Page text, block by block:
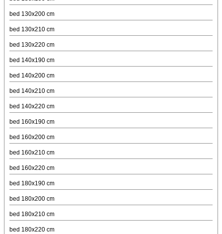
bed 130x200 cm
bed 130x210 cm
bed 130x220 cm
bed 140x190 cm
bed 140x200 cm
bed 140x210 cm
bed 140x220 cm
bed 160x190 cm
bed 160x200 cm
bed 160x210 cm
bed 160x220 cm
bed 180x190 cm
bed 180x200 cm
bed 180x210 cm
bed 180x220 cm